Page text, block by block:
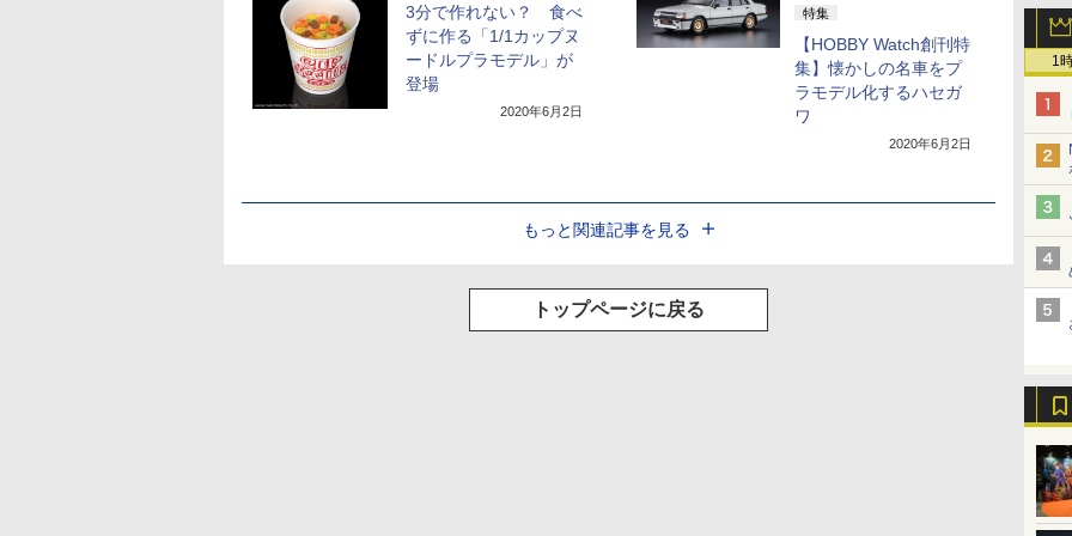
1
3分で作れない？ 食べ
ずに作る「1/1カップヌ
ードルプラモデル」が
登場
2020年6月2日
特集
【HOBBY Watch創刊特
集】懐かしの名車をプ
ラモデル化するハセガ
ワ
2020年6月2日
もっと関連記事を見る
トップページに戻る